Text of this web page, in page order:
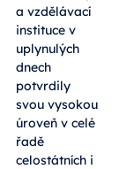
a vzdělávací
instituce v
uplynulých
dnech
potvrdily
svou vysokou
úroveň v celé
řadě
celostátních i